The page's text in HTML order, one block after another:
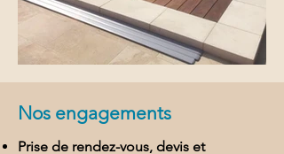
Nos engagements
Prise de rendez-vous, devis et